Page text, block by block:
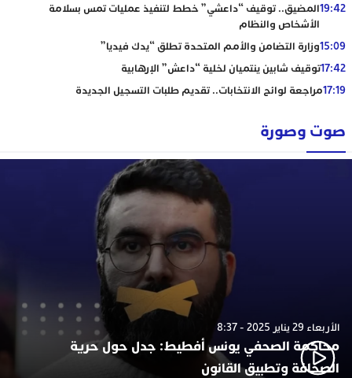
19:42المضيق.. توقيف “داعشي” خطط لتنفيذ عمليات تمس بسلامة
الأشخاص والنظام
15:09وزارة التضامن والأمم المتحدة تطلق “يدك فيديا”
17:42توقيف شابين ينتميان لخلية “داعش” الإرهابية
17:19مراجعة لوائح الانتخابات.. تقديم طلبات التسجيل الجديدة
صوت وصورة
الأربعاء 29 يناير 2025 - 8:37
محاكمة الصحفي يونس أفطيط: جدل حول حرية
الصحافة وتطبيق القانون